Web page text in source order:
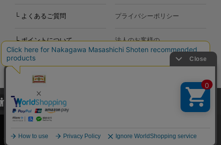
└ よくあるご質問
└ ポイントについて
お問い合わせ
プライバシーポリシー
法人のお客様の
お問い合わせ
Copyright©2000-2026
Nakagawa Masashichi Shoten All Rights Reserved.
当サイトでは、当サイト内における閲覧履歴・属性情報などの取得およ
び利便性向上のためにクッキー（Cookie）を使用いたします。詳細に
関しては「プライバシーポリシー
承諾する